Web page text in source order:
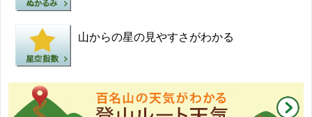
山からの星の見やすさがわかる